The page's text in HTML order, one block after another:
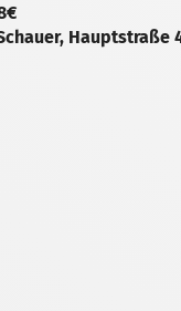
Hauptstraße